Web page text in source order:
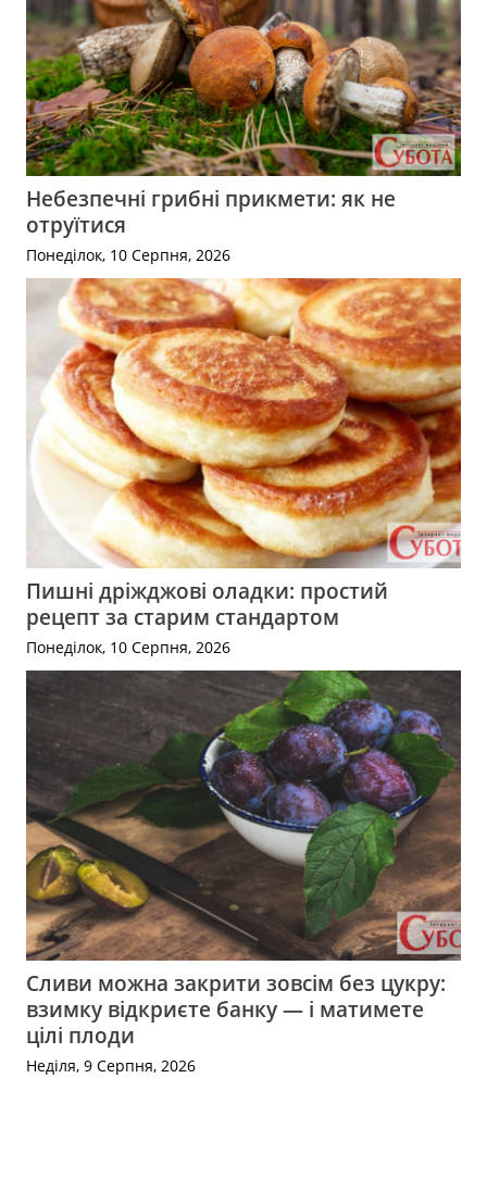
Небезпечні грибні прикмети: як не
отруїтися
Понеділок, 10 Серпня, 2026
Пишні дріжджові оладки: простий
рецепт за старим стандартом
Понеділок, 10 Серпня, 2026
Сливи можна закрити зовсім без цукру:
взимку відкриєте банку — і матимете
цілі плоди
Неділя, 9 Серпня, 2026